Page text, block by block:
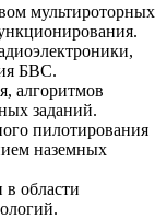
мультироторных
БВС.
алгоритмов
заданий.
пилотирования
наземных
в области